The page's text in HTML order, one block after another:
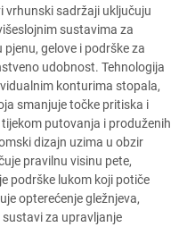
vrhunski sadržaji uključuju
sustavima za
gelove i podrške za
udobnost. Tehnologija
konturima stopala,
smanjuje točke pritiska i
putovanja i produženih
dizajn uzima u obzir
pravilnu visinu pete,
podrške lukom koji potiče
opterećenje gležnjeva,
sustavi za upravljanje